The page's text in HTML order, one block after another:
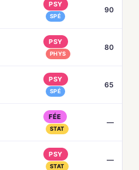
PSY
SPÉ
90
PSY
PHYS
80
PSY
SPÉ
65
FÉE
STAT
—
PSY
STAT
—